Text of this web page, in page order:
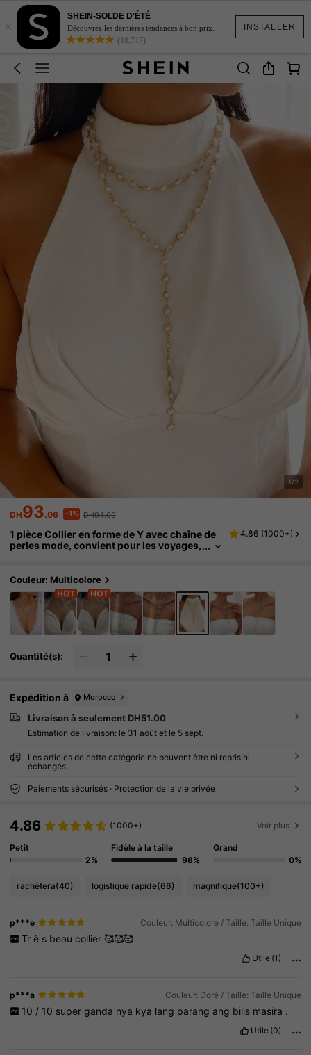
INSTALLER
×
SHEIN-SOLDE D'ÉTÉ
Découvrez les dernières tendances à bon prix.
(18,717)
1/2
DH93.06 -1% DH94.00
1 pièce Collier en forme de Y avec chaîne de
perles mode, convient pour les voyages,
4.86 (1000+)
Couleur: Multicolore
Quantité(s):
Expédition à Morocco
Livraison à seulement DH51.00
Estimation de livraison: le 31 août et le 5 sept.
Les articles de cette catégorie ne peuvent être ni repris ni
échangés.
Paiements sécurisés · Protection de la vie privée
4.86 (1000+) Voir plus
Petit
2%
Fidèle à la taille
98%
Grand
0%
rachètera(40) logistique rapide(66) magnifique(100+)
p***e Couleur: Multicolore / Taille: Taille Unique
Tr è s beau collier 🥰🥰🥰
Utile (1)
p***a Couleur: Doré / Taille: Taille Unique
10 / 10 super ganda nya kya lang parang ang bilis masira .
Utile (0)